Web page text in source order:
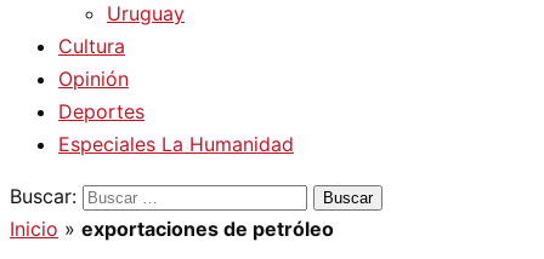
Uruguay
Cultura
Opinión
Deportes
Especiales La Humanidad
Buscar:
Inicio » exportaciones de petróleo